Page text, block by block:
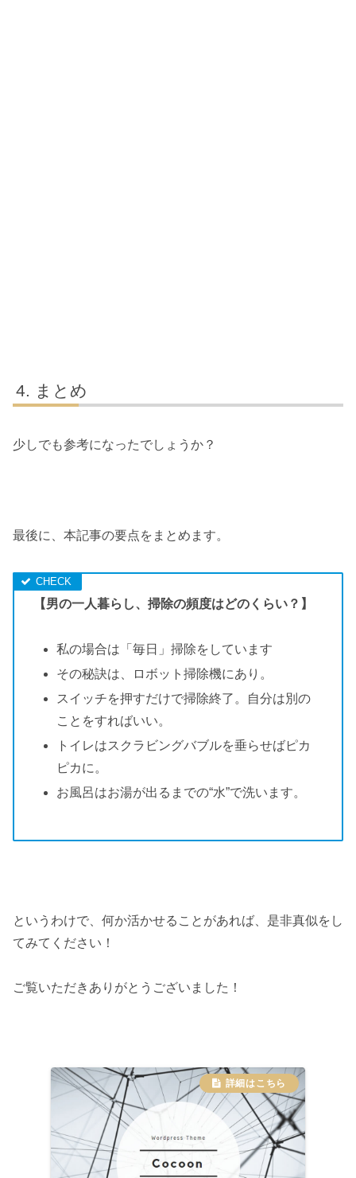
まとめ
少しでも参考になったでしょうか？
最後に、本記事の要点をまとめます。
【男の一人暮らし、掃除の頻度はどのくらい？】
私の場合は「毎日」掃除をしています
その秘訣は、ロボット掃除機にあり。
スイッチを押すだけで掃除終了。自分は別の
ことをすればいい。
トイレはスクラビングバブルを垂らせばピカ
ピカに。
お風呂はお湯が出るまでの“水”で洗います。
というわけで、何か活かせることがあれば、是非真似をし
てみてください！
ご覧いただきありがとうございました！